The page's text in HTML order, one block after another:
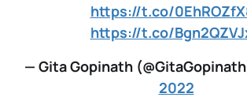
https://t.co/
https://t.co/
— Gita Gopinath
2022